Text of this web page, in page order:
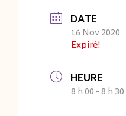
DATE
16 Nov 2020
Expiré!
HEURE
8 h 00 - 8 h 30